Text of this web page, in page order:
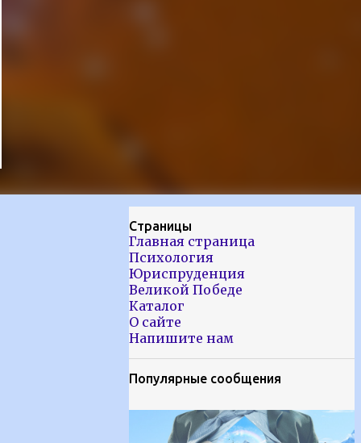
Страницы
Главная страница
Психология
Юриспруденция
Великой Победе
Каталог
О сайте
Напишите нам
Популярные сообщения